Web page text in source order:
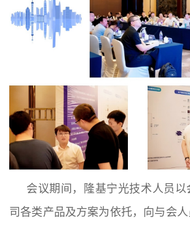
会议期间，隆基宁光技术人员
司各类产品及方案为依托，向与会